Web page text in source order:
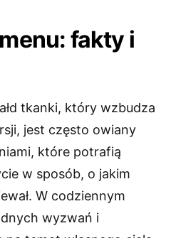
fakty i
tkanki, który wzbudza
jest często owiany
które potrafią
w sposób, o jakim
W codziennym
wyzwań i